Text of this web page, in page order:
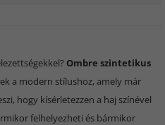
Ombre szintetikus
a modern stílushoz, amely már
hogy kísérletezzen a haj színével
felhelyezheti és bármikor